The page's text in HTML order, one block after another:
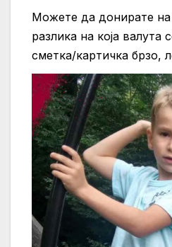
Можете да донирате на
разлика на која валута
сметка/картичка брзо,